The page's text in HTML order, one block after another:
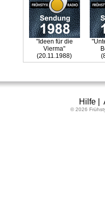
"Ideen für die
Vierma"
(20.11.1988)
Hilfe|
© 2026